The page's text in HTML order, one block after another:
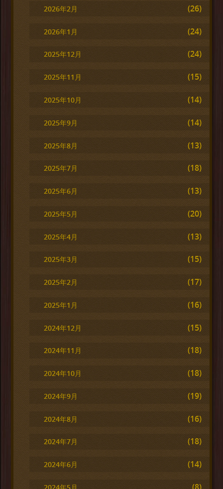
2026年2月 (26)
2026年1月 (24)
2025年12月 (24)
2025年11月 (15)
2025年10月 (14)
2025年9月 (14)
2025年8月 (13)
2025年7月 (18)
2025年6月 (13)
2025年5月 (20)
2025年4月 (13)
2025年3月 (15)
2025年2月 (17)
2025年1月 (16)
2024年12月 (15)
2024年11月 (18)
2024年10月 (18)
2024年9月 (19)
2024年8月 (16)
2024年7月 (18)
2024年6月 (14)